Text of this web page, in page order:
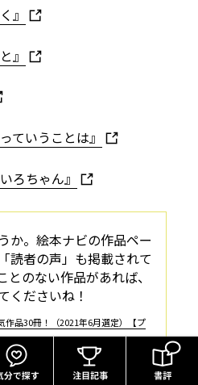
』
』
ていうことは』
ろちゃん』
か。絵本ナビの作品ペー
読者の声」も掲載されて
とのない作品があれば、
くださいね！
作品30冊！（2021年6月選定）【プ